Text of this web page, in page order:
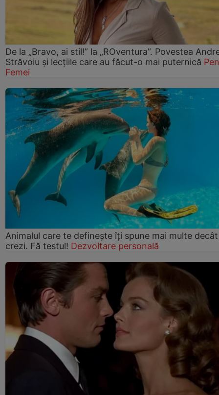
De la „Bravo, ai stil!” la „ROventura”. Povestea
Străvoiu și lecțiile care au făcut-o mai puternică
Femei
Animalul care te definește îți spune mai multe decât
crezi. Fă testul! Dezvoltare personală